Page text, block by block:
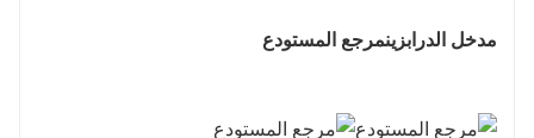
مدخل الدرابزينمرجع المستودع